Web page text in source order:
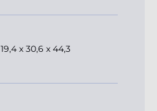
19,4 x 30,6 x 44,3